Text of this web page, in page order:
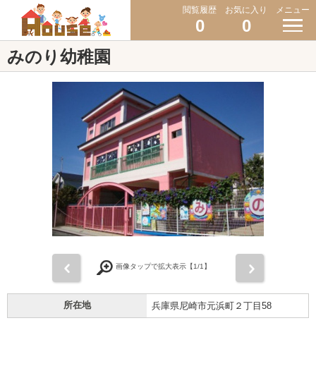
閲覧履歴
0
お気に入り
0
メニュー
みのり幼稚園
画像タップで拡大表示【1/1】
所在地 兵庫県尼崎市元浜町２丁目58